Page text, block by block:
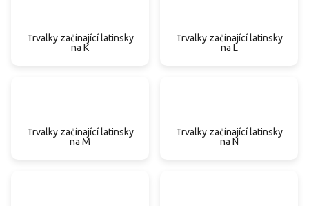
Trvalky začínající latinsky
na K
Trvalky začínající latinsky
na L
Trvalky začínající latinsky
na M
Trvalky začínající latinsky
na N